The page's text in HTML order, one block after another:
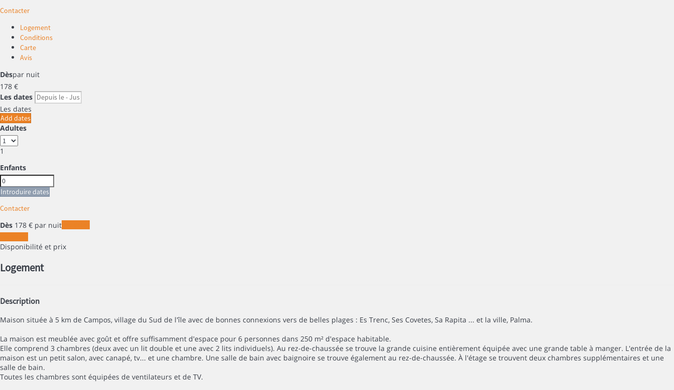
Contacter
Logement
Conditions
Carte
Avis
Dèspar nuit
178 €
Les dates
Les dates
Add dates
Adultes
1
Enfants
Introduire dates
Contacter
Dès 178 € par nuit
Disponibilité et prix
Logement
Description
Maison située à 5 km de Campos, village du Sud de l'île avec de bonnes connexions vers de belles plages : Es Trenc, Ses Covetes, Sa Rapita ... et la ville, Palma.
La maison est meublée avec goût et offre suffisamment d'espace pour 6 personnes dans 250 m² d'espace habitable.
Elle comprend 3 chambres (deux avec un lit double et une avec 2 lits individuels). Au rez-de-chaussée se trouve la grande cuisine entièrement équipée avec une grande table à manger. L'entrée de la
maison est un petit salon, avec canapé, tv... et une chambre. Une salle de bain avec baignoire se trouve également au rez-de-chaussée. À l'étage se trouvent deux chambres supplémentaires et une
salle de bain.
Toutes les chambres sont équipées de ventilateurs et de TV.